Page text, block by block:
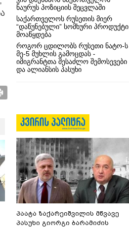
ნაურუს პოზიციის შეცვლაში
საქართველოს რუსეთის მიერ
“დაწუნებული” სომხური პროდუქტი
მოაწყდება
როგორ ცდილობს რუსეთი ნატო-ს
მე-5 მუხლის გამოცდას -
იმიგრანტთა შესაძლო შემოსევები
და ალიანსის პასუხი
პაატა ზაქარეიშვილის მწვავე
პასუხი გიორგი ბარამიძის